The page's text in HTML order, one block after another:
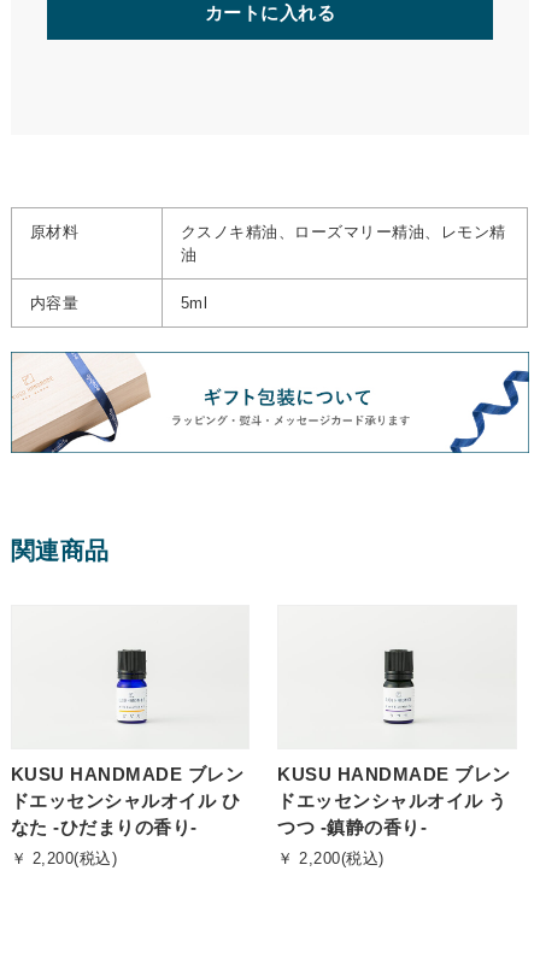
カートに入れる
原材料
クスノキ精油、ローズマリー精油、レモン精
油
内容量 5ml
関連商品
KUSU HANDMADE ブレン
ドエッセンシャルオイル ひ
なた -ひだまりの香り-
￥ 2,200(税込)
KUSU HANDMADE ブレン
ドエッセンシャルオイル う
つつ -鎮静の香り-
￥ 2,200(税込)